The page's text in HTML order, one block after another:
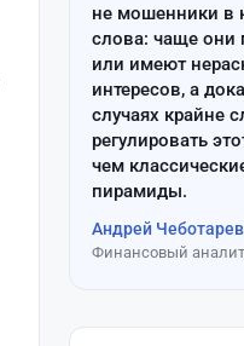
не мошенники в
слова: чаще они
или имеют
интересов, а
случаях крайне
регулировать
чем
пирамиды.
Андрей Чеботарев
Финансовый